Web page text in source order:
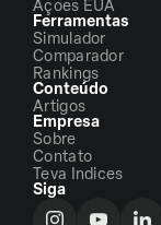
Ações EUA
Ferramentas
Simulador
Comparador
Rankings
Conteúdo
Artigos
Empresa
Sobre
Contato
Teva Indices
Siga